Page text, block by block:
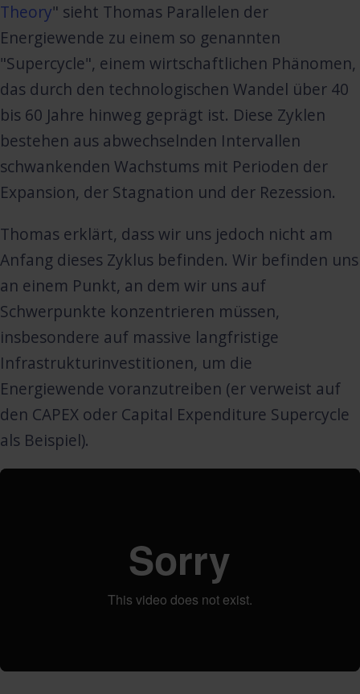
Theory" sieht Thomas Parallelen der
Energiewende zu einem so genannten
"Supercycle", einem wirtschaftlichen Phänomen,
das durch den technologischen Wandel über 40
bis 60 Jahre hinweg geprägt ist. Diese Zyklen
bestehen aus abwechselnden Intervallen
schwankenden Wachstums mit Perioden der
Expansion, der Stagnation und der Rezession.
Thomas erklärt, dass wir uns jedoch nicht am
Anfang dieses Zyklus befinden. Wir befinden uns
an einem Punkt, an dem wir uns auf
Schwerpunkte konzentrieren müssen,
insbesondere auf massive langfristige
Infrastrukturinvestitionen, um die
Energiewende voranzutreiben (er verweist auf
den CAPEX oder Capital Expenditure Supercycle
als Beispiel).